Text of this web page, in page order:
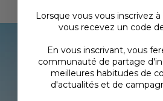
Lorsque vous vous inscrivez
vous recevez un code
En vous inscrivant, vous
communauté de partage
meilleures habitudes de
d'actualités et de